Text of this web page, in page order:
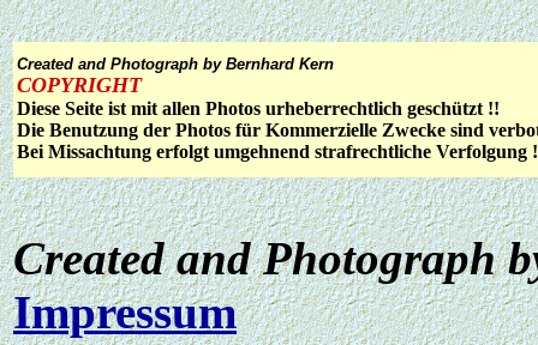
Created and Photograph by Bernhard Kern
COPYRIGHT
Diese Seite ist mit allen Photos urheberrechtlich geschützt !!
Die Benutzung der Photos für Kommerzielle Zwecke sind
Bei Missachtung erfolgt umgehnend strafrechtliche Verfolgung !
Created and Photograph
Impressum